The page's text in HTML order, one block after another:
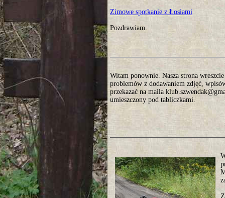
Zimowe spotkanie z Łosiami
Pozdrawiam.
Witam ponownie. Nasza strona
problemów z dodawaniem zdjęć,
przekazać na maila
umieszczony pod tabliczkami.